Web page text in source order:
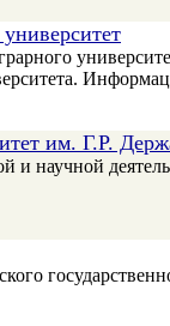
им. Г.Р.
и научной